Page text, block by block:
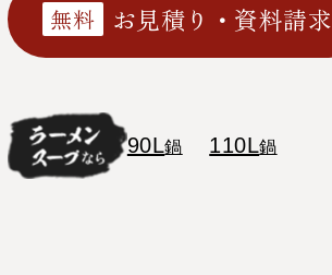
無料 お見積り・資料請求
90L鍋 110L鍋